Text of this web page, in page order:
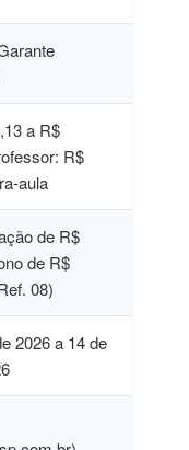
a R$
R$
aula
de R$
de R$
08)
2026 a 14 de